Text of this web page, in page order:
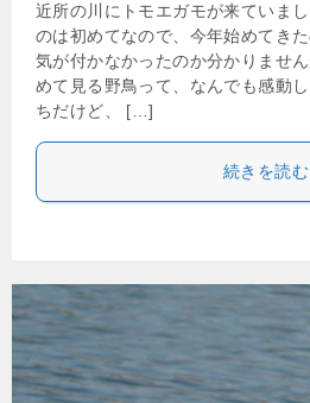
近所の川にトモエガモが来ていま
のは初めてなので、今年始めてき
気が付かなかったのか分かりませ
めて見る野鳥って、なんでも感動
ちだけど、 […]
続きを読む